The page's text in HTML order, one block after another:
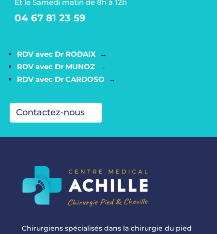
Et le Samedi matin de 8h à 12h
04 67 81 23 59
RDV avec Dr RODAIX →
RDV avec Dr MUNOZ →
RDV avec Dr CARDOSO →
Contactez-nous
Chirurgiens spécialisés dans la chirurgie du pied